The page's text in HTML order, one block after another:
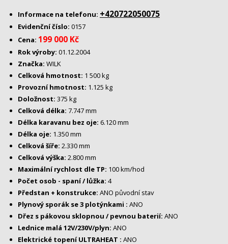
Informace na telefonu: +420722050075
Evidenční číslo: 0157
Cena: 199 000 Kč
Rok výroby: 01.12.2004
Značka: WILK
Celková hmotnost: 1 500 kg
Provozní hmotnost: 1.125 kg
Doložnost: 375 kg
Celková délka: 7.747 mm
Délka karavanu bez oje: 6.120 mm
Délka oje: 1.350 mm
Celková šíře: 2.330 mm
Celková výška: 2.800 mm
Maximální rychlost dle TP: 100 km/hod
Počet osob - spaní / lůžka: 4
Předstan + konstrukce: ANO původní stav
Plynový sporák se 3 plotýnkami : ANO
Dřez s pákovou sklopnou / pevnou baterií: ANO
Lednice malá 12V/230V/plyn: ANO
Elektrické topení ULTRAHEAT : ANO